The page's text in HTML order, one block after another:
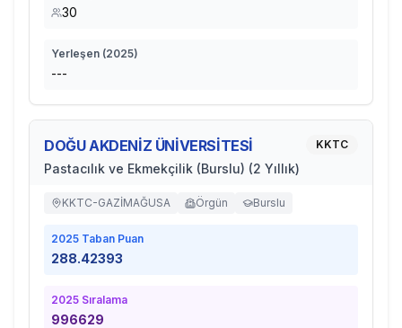
30
Yerleşen (2025)
---
DOĞU AKDENİZ ÜNİVERSİTESİ
Pastacılık ve Ekmekçilik (Burslu) (2 Yıllık)
KKTC
KKTC-GAZİMAĞUSA Örgün Burslu
2025 Taban Puan
288.42393
2025 Sıralama
996629